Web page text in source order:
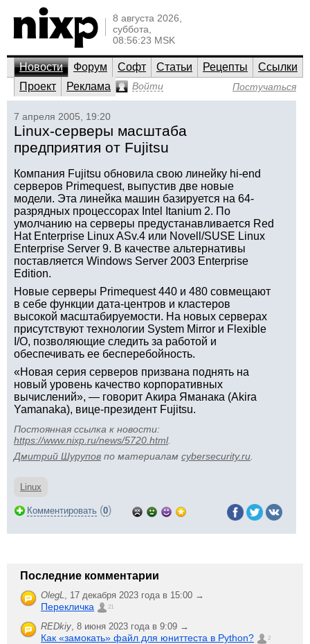
8 августа 2026,
суббота,
08:56:23 MSK
Новости Форум Софт Статьи Рецепты
Ссылки
Проект
Реклама Войти Постучаться
7 апреля 2005, 19:20
Linux-серверы масштаба
предприятия от Fujitsu
Компания Fujitsu обновила свою линейку hi-end
серверов Primequest, выпустив две новые
модели. Эта линейка машин базируется на 64-
разрядных процессорах Intel Itanium 2. По
умолчанию на серверы предустанавливается Red
Hat Enterprise Linux ASv.4 или Novell/SUSE Linux
Enterprise Server 9. В качестве альтернативы
поставляется Windows Server 2003 Enterprise
Edition.
Новые серверы Primequest 440 и 480 совмещают
в себе функции дата-центров и кластеров
высокой масштабируемости. На новых серверах
присутствуют технологии System Mirror и Flexible
I/O, позволяющие следить за работой и
обеспечивать ее бесперебойность.
«Новая серия серверов призвана поднять на
новый уровень качество корпоративных
вычислений», — говорит Акира Яманака (Akira
Yamanaka), вице-президент Fujitsu.
Постоянная ссылка к новости:
https://www.nixp.ru/news/5720.html.
Дмитрий Шурупов по материалам cybersecurity.ru
Linux
Комментировать (0)
Последние комментарии
OlegL, 17 декабря 2023 года в 15:00 →
Перекличка 21
REDkiy, 8 июня 2023 года в 9:09 →
Как «замокать» файл для юниттеста в Python? 2